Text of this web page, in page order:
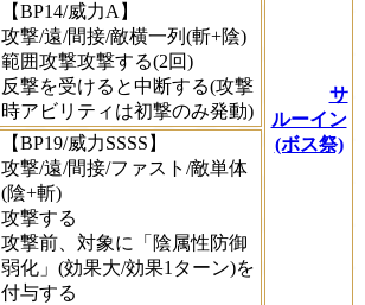
サ
ルーイン
(ボス祭)
【BP14/威力A】
攻撃/遠/間接/敵横一列(斬+陰)
範囲攻撃攻撃する(2回)
反撃を受けると中断する(攻撃
時アビリティは初撃のみ発動)
【BP19/威力SSSS】
攻撃/遠/間接/ファスト/敵単体
(陰+斬)
攻撃する
攻撃前、対象に「陰属性防御
弱化」(効果大/効果1ターン)を
付与する